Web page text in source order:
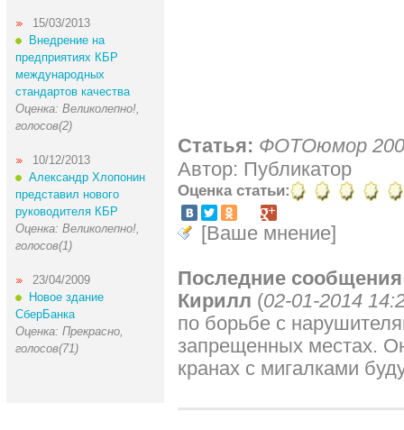
15/03/2013
Внедрение на
предприятиях КБР
международных
стандартов качества
Оценка: Великолепно!,
голосов(2)
10/12/2013
Александр Хлопонин
представил нового
руководителя КБР
Оценка: Великолепно!,
голосов(1)
23/04/2009
Новое здание
СберБанка
Оценка: Прекрасно,
голосов(71)
Статья: ФОТОюмор
Автор: Публикатор
Оценка статьи:
[Ваше мнение]
Последние сообщения
Кирилл (02-01-2014
по борьбе с
запрещенных местах.
кранах с мигалками